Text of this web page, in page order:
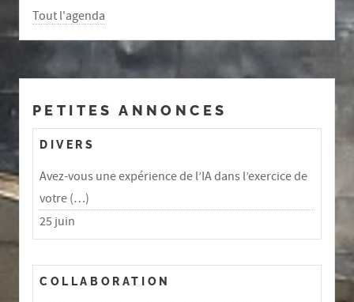
Tout l'agenda
PETITES ANNONCES
DIVERS
Avez-vous une expérience de l’IA dans l’exercice de
votre (…)
25 juin
COLLABORATION